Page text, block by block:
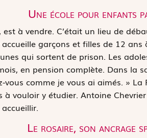
Une école pour enfants
à vendre. C’était un lieu de
garçons et filles de 12
qui sortent de prison. Les
en pension complète. Dans la
vous comme je vous ai aimés. »
à vouloir y étudier. Antoine
Le rosaire, son ancrage